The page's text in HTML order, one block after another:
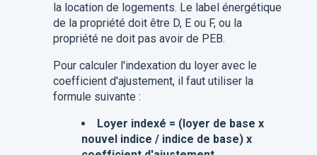
la location de logements. Le label énergétique
de la propriété doit être D, E ou F, ou la
propriété ne doit pas avoir de PEB.
Pour calculer l'indexation du loyer avec le
coefficient d'ajustement, il faut utiliser la
formule suivante :
Loyer indexé = (loyer de base x
nouvel indice / indice de base) x